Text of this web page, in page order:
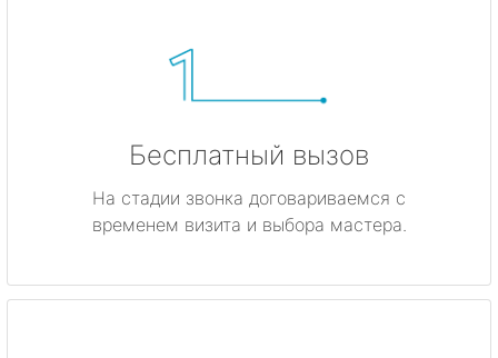
Бесплатный вызов
На стадии звонка договариваемся с
временем визита и выбора мастера.